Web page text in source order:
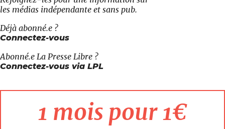
les médias indépendante et sans pub.
Déjà abonné.e ?
Connectez-vous
Abonné.e La Presse Libre ?
Connectez-vous via LPL
1 mois pour 1€